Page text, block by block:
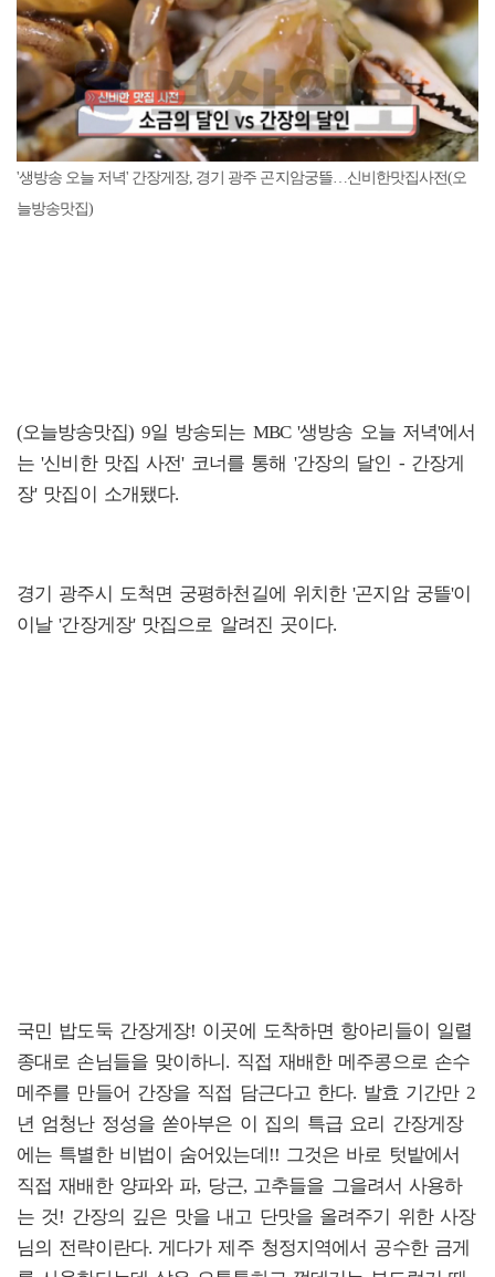
'생방송 오늘 저녁' 간장게장, 경기 광주 곤지암궁뜰…신비한맛집사전(오
늘방송맛집)
(오늘방송맛집) 9일 방송되는 MBC '생방송 오늘 저녁'에서
는 '신비한 맛집 사전' 코너를 통해 '간장의 달인 - 간장게
장' 맛집이 소개됐다.
경기 광주시 도척면 궁평하천길에 위치한 '곤지암 궁뜰'이
이날 '간장게장' 맛집으로 알려진 곳이다.
국민 밥도둑 간장게장! 이곳에 도착하면 항아리들이 일렬
종대로 손님들을 맞이하니. 직접 재배한 메주콩으로 손수
메주를 만들어 간장을 직접 담근다고 한다. 발효 기간만 2
년 엄청난 정성을 쏟아부은 이 집의 특급 요리 간장게장
에는 특별한 비법이 숨어있는데!! 그것은 바로 텃밭에서
직접 재배한 양파와 파, 당근, 고추들을 그을려서 사용하
는 것! 간장의 깊은 맛을 내고 단맛을 올려주기 위한 사장
님의 전략이란다. 게다가 제주 청정지역에서 공수한 금게